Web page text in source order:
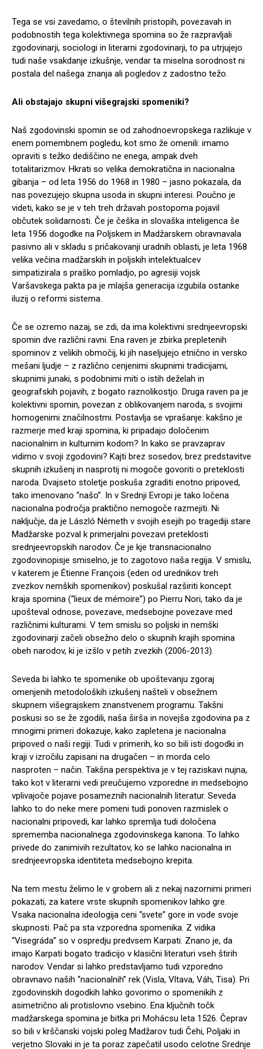
Tega se vsi zavedamo, o številnih pristopih, povezavah in
podobnostih tega kolektivnega spomina so že razpravljali
zgodovinarji, sociologi in literarni zgodovinarji, to pa utrjujejo
tudi naše vsakdanje izkušnje, vendar ta miselna sorodnost ni
postala del našega znanja ali pogledov z zadostno težo.
Ali obstajajo skupni višegrajski spomeniki?
Naš zgodovinski spomin se od zahodnoevropskega razlikuje v
enem pomembnem pogledu, kot smo že omenili: imamo
opraviti s težko dediščino ne enega, ampak dveh
totalitarizmov. Hkrati so velika demokratična in nacionalna
gibanja – od leta 1956 do 1968 in 1980 – jasno pokazala, da
nas povezujejo skupna usoda in skupni interesi. Poučno je
videti, kako se je v teh treh državah postopoma pojavil
občutek solidarnosti. Če je češka in slovaška inteligenca še
leta 1956 dogodke na Poljskem in Madžarskem obravnavala
pasivno ali v skladu s pričakovanji uradnih oblasti, je leta 1968
velika večina madžarskih in poljskih intelektualcev
simpatizirala s praško pomladjo, po agresiji vojsk
Varšavskega pakta pa je mlajša generacija izgubila ostanke
iluzij o reformi sistema.
Če se ozremo nazaj, se zdi, da ima kolektivni srednjeevropski
spomin dve različni ravni. Ena raven je zbirka prepletenih
spominov z velikih območij, ki jih naseljujejo etnično in versko
mešani ljudje – z različno cenjenimi skupnimi tradicijami,
skupnimi junaki, s podobnimi miti o istih deželah in
geografskih pojavih, z bogato raznolikostjo. Druga raven pa je
kolektivni spomin, povezan z oblikovanjem naroda, s svojimi
homogenimi značilnostmi. Postavlja se vprašanje: kakšno je
razmerje med kraji spomina, ki pripadajo določenim
nacionalnim in kulturnim kodom? In kako se pravzaprav
vidimo v svoji zgodovini? Kajti brez sosedov, brez predstavitve
skupnih izkušenj in nasprotij ni mogoče govoriti o preteklosti
naroda. Dvajseto stoletje poskuša zgraditi enotno pripoved,
tako imenovano “našo”. In v Srednji Evropi je tako ločena
nacionalna področja praktično nemogoče razmejiti. Ni
naključje, da je László Németh v svojih esejih po tragediji stare
Madžarske pozval k primerjalni povezavi preteklosti
srednjeevropskih narodov. Če je kje transnacionalno
zgodovinopisje smiselno, je to zagotovo naša regija. V smislu,
v katerem je Étienne François (eden od urednikov treh
zvezkov nemških spomenikov) poskušal razširiti koncept
kraja spomina (“lieux de mémoire”) po Pierru Nori, tako da je
upošteval odnose, povezave, medsebojne povezave med
različnimi kulturami. V tem smislu so poljski in nemški
zgodovinarji začeli obsežno delo o skupnih krajih spomina
obeh narodov, ki je izšlo v petih zvezkih (2006-2013).
Seveda bi lahko te spomenike ob upoštevanju zgoraj
omenjenih metodoloških izkušenj našteli v obsežnem
skupnem višegrajskem znanstvenem programu. Takšni
poskusi so se že zgodili, naša širša in novejša zgodovina pa z
mnogimi primeri dokazuje, kako zapletena je nacionalna
pripoved o naši regiji. Tudi v primerih, ko so bili isti dogodki in
kraji v izročilu zapisani na drugačen – in morda celo
nasproten – način. Takšna perspektiva je v tej raziskavi nujna,
tako kot v literarni vedi preučujemo vzporedne in medsebojno
vplivajoče pojave posameznih nacionalnih literatur. Seveda
lahko to do neke mere pomeni tudi ponoven razmislek o
nacionalni pripovedi, kar lahko spremlja tudi določena
sprememba nacionalnega zgodovinskega kanona. To lahko
privede do zanimivih rezultatov, ko se lahko nacionalna in
srednjeevropska identiteta medsebojno krepita.
Na tem mestu želimo le v grobem ali z nekaj nazornimi primeri
pokazati, za katere vrste skupnih spomenikov lahko gre.
Vsaka nacionalna ideologija ceni “svete” gore in vode svoje
skupnosti. Pač pa sta vzporedna spomenika. Z vidika
“Visegráda” so v ospredju predvsem Karpati. Znano je, da
imajo Karpati bogato tradicijo v klasični literaturi vseh štirih
narodov. Vendar si lahko predstavljamo tudi vzporedno
obravnavo naših “nacionalnih” rek (Visla, Vltava, Váh, Tisa). Pri
zgodovinskih dogodkih lahko govorimo o spomenikih z
asimetrično ali protislovno vsebino. Ena ključnih točk
madžarskega spomina je bitka pri Mohácsu leta 1526. Čeprav
so bili v krščanski vojski poleg Madžarov tudi Čehi, Poljaki in
verjetno Slovaki in je ta poraz zapečatil usodo celotne Srednje